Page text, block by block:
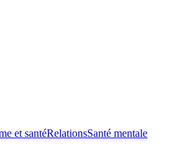
et santéRelationsSanté mentale